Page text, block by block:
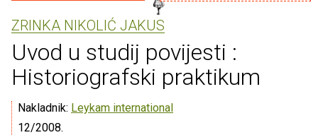
ZRINKA NIKOLIĆ JAKUS
Uvod u studij povijesti :
Historiografski praktikum
Nakladnik: Leykam international
12/2008.